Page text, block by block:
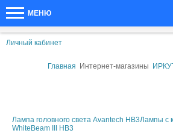
МЕНЮ
Личный кабинет
Главная Интернет-магазины
Лампа головного света Avantech HB3Лампы с
WhiteBeam III HB3